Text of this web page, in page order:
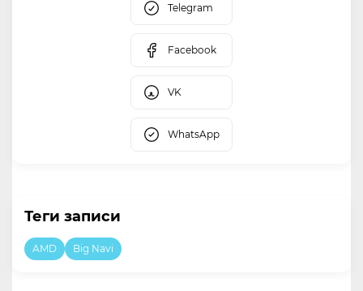
Telegram
Facebook
VK
WhatsApp
Теги записи
AMD Big Navi